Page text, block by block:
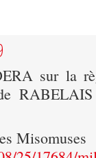
sur la
Misomuses